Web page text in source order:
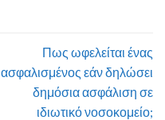
Πως ωφελείται ένας
ασφαλισμένος εάν δηλώσει
δημόσια ασφάλιση σε
ιδιωτικό νοσοκομείο;